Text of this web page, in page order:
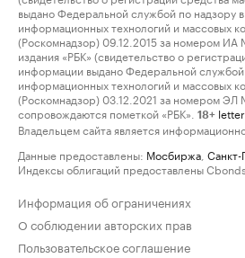
выдано Федеральной службой по надзору
информационных технологий и массовых
(Роскомнадзор) 09.12.2015 за номером
издания «РБК» (свидетельство о
информации выдано Федеральной службой
информационных технологий и массовых
(Роскомнадзор) 03.12.2021 за номером
сопровождаются пометкой «РБК».
18+
Владельцем сайта является
Данные предоставлены: Мосбиржа
Индексы облигаций предоставлены
Информация об ограничениях
О соблюдении авторских прав
Пользовательское соглашение